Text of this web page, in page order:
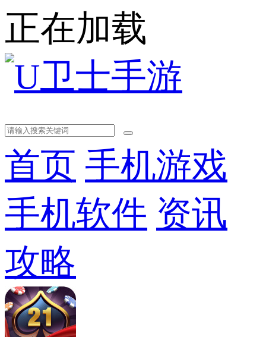
正在加载
首页 手机游戏
手机软件 资讯
攻略